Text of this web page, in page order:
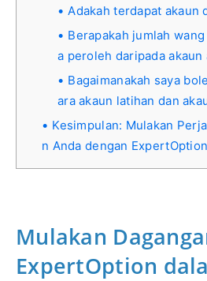
Adakah terdapat akaun
Berapakah jumlah
a peroleh daripada akaun
Bagaimanakah saya
ara akaun latihan dan
Kesimpulan: Mulakan
n Anda dengan ExpertOption
Mulakan
ExpertOption